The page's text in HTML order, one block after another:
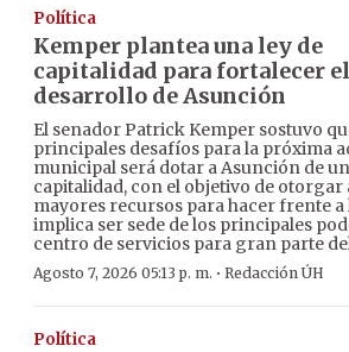
Política
Kemper plantea una ley de
capitalidad para fortalecer el
desarrollo de Asunción
El senador Patrick Kemper sostuvo
principales desafíos para la próxima
municipal será dotar a Asunción de
capitalidad, con el objetivo de otorgar
mayores recursos para hacer frente a
implica ser sede de los principales
centro de servicios para gran parte
Agosto 7, 2026 05:13 p. m. · Redacción ÚH
Política